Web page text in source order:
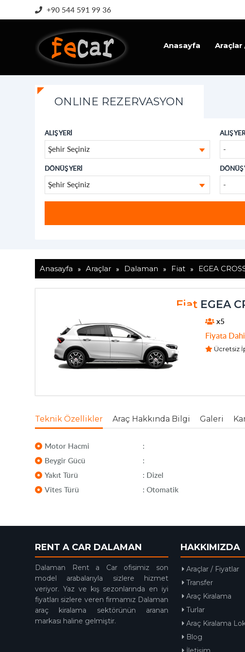
+90 544 591 99 36
Anasayfa Araçlar
ONLINE REZERVASYON
ALIŞ YERİ
Şehir Seçiniz
ALIŞ
-
DÖNÜŞ YERİ
Şehir Seçiniz
DÖNÜŞ
-
Anasayfa » Araçlar » Dalaman » Fiat » EGEA
Fiat EGEA
x5
Fiyata
Ücretsiz
Teknik Özellikler Araç Hakkında Bilgi Galeri
Motor Hacmi
:
Beygir Gücü
:
Yakıt Türü
: Dizel
Vites Türü
: Otomatik
RENT A CAR DALAMAN
Dalaman Rent a Car ofisimiz son
model arabalarıyla sizlere hizmet
veriyor. Yaz ve kış sezonlarında en iyi
fiyatları sizlere veren firmamız Dalaman
araç kiralama sektörünün aranan
markası haline gelmiştir.
HAKKIMIZDA
Araçlar / Fiyatlar
Transfer
Araç Kiralama
Turlar
Araç Kiralama
Blog